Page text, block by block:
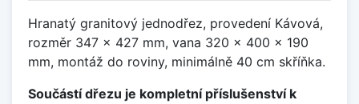
Hranatý granitový jednodřez, provedení Kávová,
rozměr 347 x 427 mm, vana 320 x 400 x 190
mm, montáž do roviny, minimálně 40 cm skříňka.
Součástí dřezu je kompletní příslušenství k